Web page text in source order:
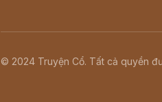
© 2024 Truyện Cổ. Tất cả quyền